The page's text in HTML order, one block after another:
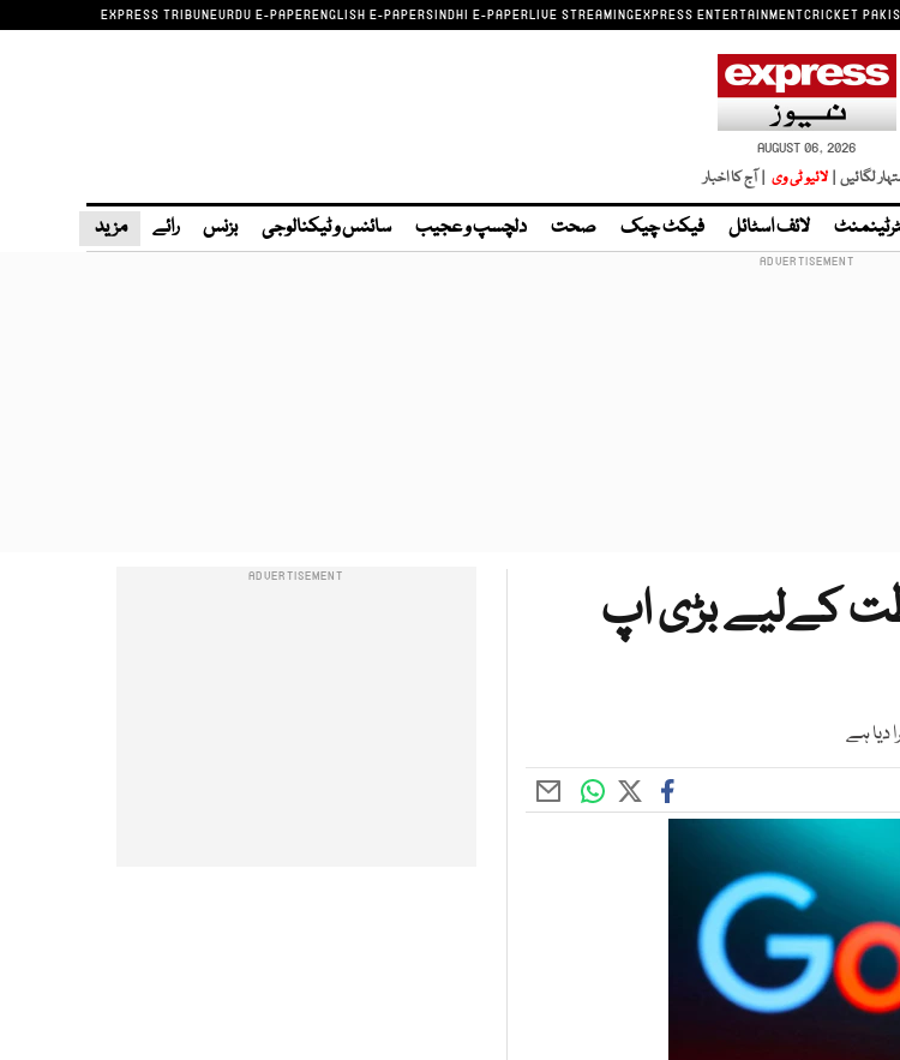
EXPRESS TRIBUNEURDU E-PAPERENGLISH E-PAPERSINDHI E-PAPERLIVE STREAMINGEXPRESS ENTERTAINMENTCRICKET
AUGUST 06, 2026
لگائیں | لائیو ٹی وی | آج کا اخبار
لائف اسٹائل فیکٹ چیک صحت دلچسپ و عجیب سائنس و ٹیکنالوجی بزنس رائے مزید
کےلیے بڑی اپ
دیا ہے